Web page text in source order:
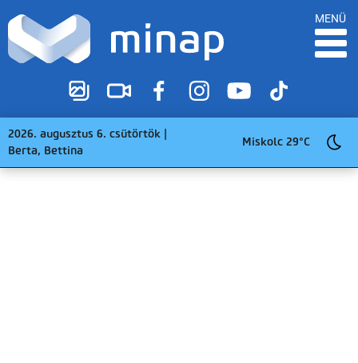
MENÜ
2026. augusztus 6. csütörtök |
Berta, Bettina
Miskolc 29°C